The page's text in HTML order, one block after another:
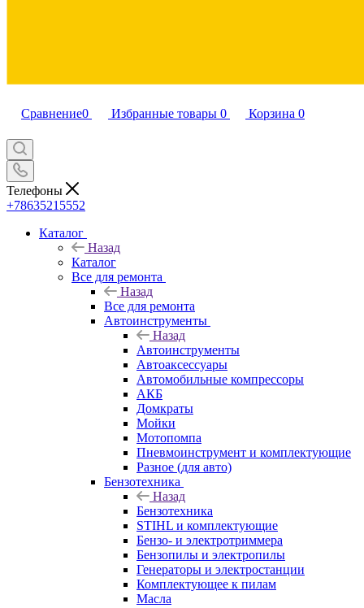
Сравнение0 Избранные товары 0 Корзина 0
Телефоны
+78635215552
Каталог
Назад
Каталог
Все для ремонта
Назад
Все для ремонта
Автоинструменты
Назад
Автоинструменты
Автоаксессуары
Автомобильные компрессоры
АКБ
Домкраты
Мойки
Мотопомпа
Пневмоинструмент и комплектующие
Разное (для авто)
Бензотехника
Назад
Бензотехника
STIHL и комплектующие
Бензо- и электротриммера
Бензопилы и электропилы
Генераторы и электростанции
Комплектующее к пилам
Масла